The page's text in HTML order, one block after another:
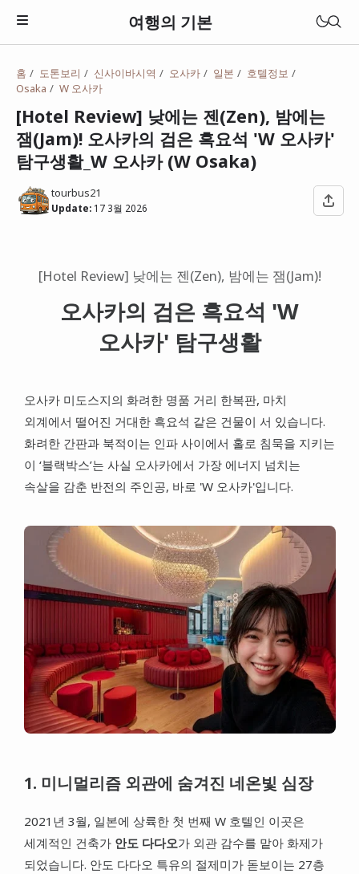
여행의 기본
베트남
프랑스
이탈리아
스위스
스페인
홈 도톤보리 신사이바시역 오사카 일본
호텔정보
Osaka
W 오사카
[Hotel Review] 낮에는 젠(Zen), 밤에는
잼(Jam)! 오사카의 검은 흑요석 'W 오사카'
탐구생활_W 오사카 (W Osaka)
tourbus21
Update: 17 3월 2026
[Hotel Review] 낮에는 젠(Zen), 밤에는 잼(Jam)!
오사카의 검은 흑요석 'W
오사카' 탐구생활
오사카 미도스지의 화려한 명품 거리 한복판, 마치
외계에서 떨어진 거대한 흑요석 같은 건물이 서 있습니다.
화려한 간판과 북적이는 인파 사이에서 홀로 침묵을 지키는
이 ‘블랙박스’는 사실 오사카에서 가장 에너지 넘치는
속살을 감춘 반전의 주인공, 바로 'W 오사카'입니다.
1. 미니멀리즘 외관에 숨겨진 네온빛 심장
2021년 3월, 일본에 상륙한 첫 번째 W 호텔인 이곳은
세계적인 건축가 안도 다다오가 외관 감수를 맡아 화제가
되었습니다. 안도 다다오 특유의 절제미가 돋보이는 27층